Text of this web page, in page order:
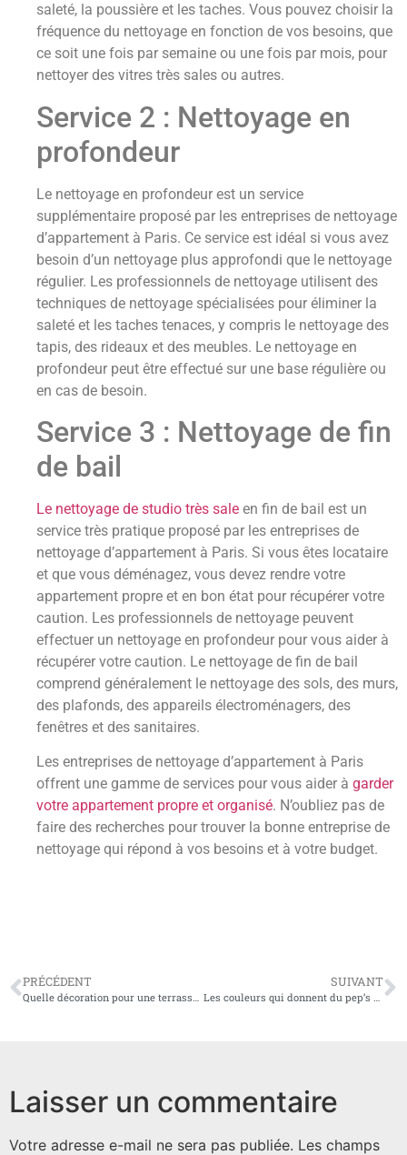
saleté, la poussière et les taches. Vous pouvez choisir la
fréquence du nettoyage en fonction de vos besoins, que
ce soit une fois par semaine ou une fois par mois, pour
nettoyer des vitres très sales ou autres.
Service 2 : Nettoyage en
profondeur
Le nettoyage en profondeur est un service
supplémentaire proposé par les entreprises de nettoyage
d’appartement à Paris. Ce service est idéal si vous avez
besoin d’un nettoyage plus approfondi que le nettoyage
régulier. Les professionnels de nettoyage utilisent des
techniques de nettoyage spécialisées pour éliminer la
saleté et les taches tenaces, y compris le nettoyage des
tapis, des rideaux et des meubles. Le nettoyage en
profondeur peut être effectué sur une base régulière ou
en cas de besoin.
Service 3 : Nettoyage de fin
de bail
Le nettoyage de studio très sale en fin de bail est un
service très pratique proposé par les entreprises de
nettoyage d’appartement à Paris. Si vous êtes locataire
et que vous déménagez, vous devez rendre votre
appartement propre et en bon état pour récupérer votre
caution. Les professionnels de nettoyage peuvent
effectuer un nettoyage en profondeur pour vous aider à
récupérer votre caution. Le nettoyage de fin de bail
comprend généralement le nettoyage des sols, des murs,
des plafonds, des appareils électroménagers, des
fenêtres et des sanitaires.
Les entreprises de nettoyage d’appartement à Paris
offrent une gamme de services pour vous aider à garder
votre appartement propre et organisé. N’oubliez pas de
faire des recherches pour trouver la bonne entreprise de
nettoyage qui répond à vos besoins et à votre budget.
PRÉCÉDENT SUIVANT
Laisser un commentaire
Votre adresse e-mail ne sera pas publiée. Les champs